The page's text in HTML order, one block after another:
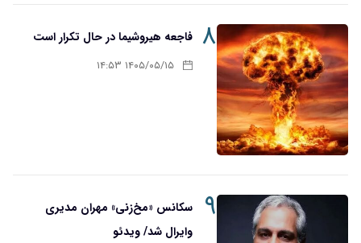
۸ فاجعه هیروشیما در حال تکرار است
۱۴۰۵/۰۵/۱۵ ۱۴:۵۳
۹
سکانس «مخ‌زنی» مهران مدیری
وایرال شد/ ویدئو